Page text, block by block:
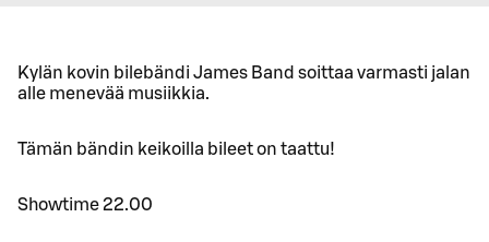
Kylän kovin bilebändi James Band soittaa varmasti jalan
alle menevää musiikkia.
Tämän bändin keikoilla bileet on taattu!
Showtime 22.00